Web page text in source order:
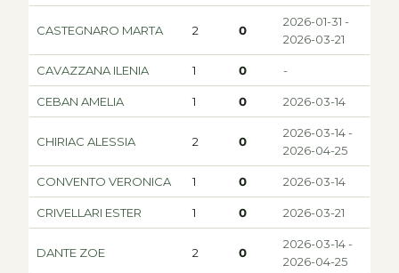
CASTEGNARO MARTA 2 0
2026-01-31 -
2026-03-21
CAVAZZANA ILENIA 1 0 -
CEBAN AMELIA 1 0 2026-03-14
CHIRIAC ALESSIA 2 0
2026-03-14 -
2026-04-25
CONVENTO VERONICA 1 0 2026-03-14
CRIVELLARI ESTER 1 0 2026-03-21
DANTE ZOE 2 0
2026-03-14 -
2026-04-25